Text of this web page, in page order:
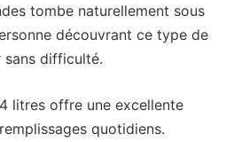
tombe naturellement sous
découvrant ce type de
sans difficulté.
litres offre une excellente
quotidiens.